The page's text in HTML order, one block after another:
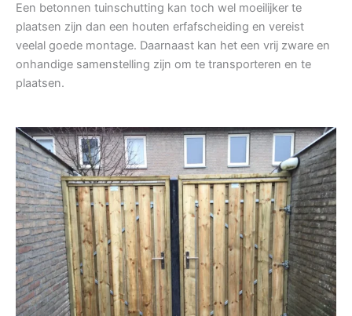
Een betonnen tuinschutting kan toch wel moeilijker te
plaatsen zijn dan een houten erfafscheiding en vereist
veelal goede montage. Daarnaast kan het een vrij zware en
onhandige samenstelling zijn om te transporteren en te
plaatsen.